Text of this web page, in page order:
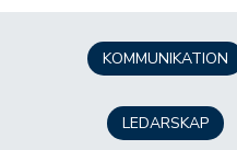
KOMMUNIKATION
LEDARSKAP